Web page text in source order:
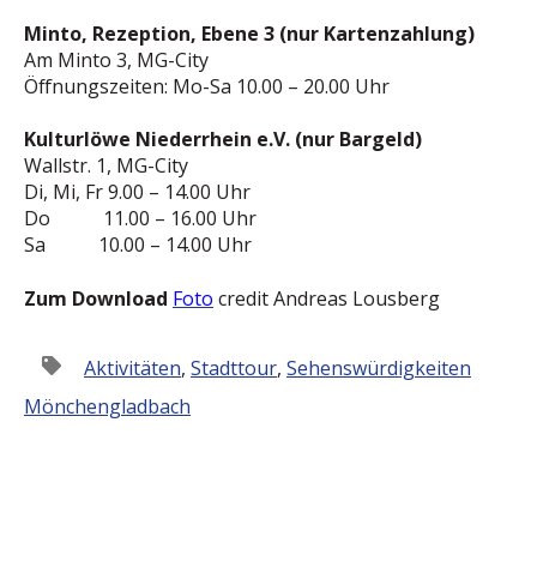
Minto, Rezeption, Ebene 3 (nur Kartenzahlung)
Am Minto 3, MG-City
Öffnungszeiten: Mo-Sa 10.00 – 20.00 Uhr
Kulturlöwe Niederrhein e.V. (nur Bargeld)
Wallstr. 1, MG-City
Di, Mi, Fr 9.00 – 14.00 Uhr
Do 11.00 – 16.00 Uhr
Sa 10.00 – 14.00 Uhr
Zum Download Foto credit Andreas Lousberg
Aktivitäten, Stadttour, Sehenswürdigkeiten
Mönchengladbach